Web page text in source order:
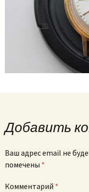
Добавить
Ваш адрес email не
помечены *
Комментарий *